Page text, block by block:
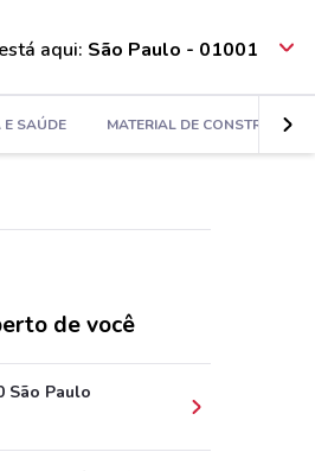
aqui: São Paulo - 01001
E SAÚDE MATERIAL DE CONSTRUÇÃO
de você
São Paulo